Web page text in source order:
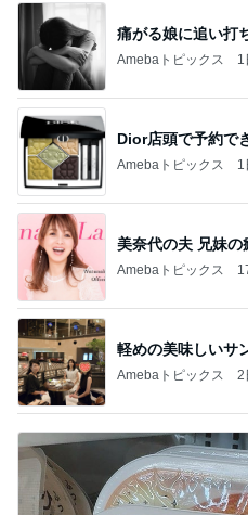
痛がる娘に追い打
Amebaトピックス 1
Dior店頭で予約で
Amebaトピックス 1
美奈代の夫 兄妹の
Amebaトピックス
軽めの美味しいサ
Amebaトピックス 2